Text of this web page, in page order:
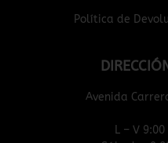
Política de
Avenida
L – V